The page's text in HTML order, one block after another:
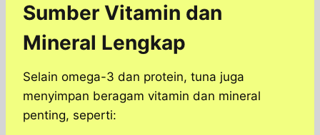
Sumber Vitamin dan
Mineral Lengkap
Selain omega-3 dan protein, tuna juga
menyimpan beragam vitamin dan mineral
penting, seperti: